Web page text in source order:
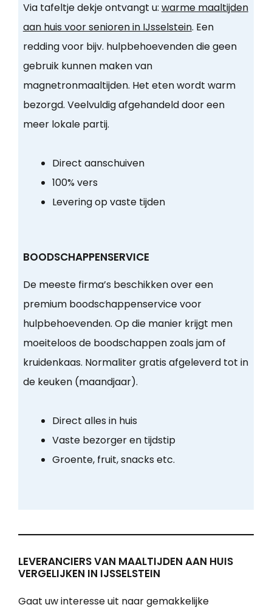
Via tafeltje dekje ontvangt u: warme maaltijden
aan huis voor senioren in IJsselstein. Een
redding voor bijv. hulpbehoevenden die geen
gebruik kunnen maken van
magnetronmaaltijden. Het eten wordt warm
bezorgd. Veelvuldig afgehandeld door een
meer lokale partij.
Direct aanschuiven
100% vers
Levering op vaste tijden
BOODSCHAPPENSERVICE
De meeste firma’s beschikken over een
premium boodschappenservice voor
hulpbehoevenden. Op die manier krijgt men
moeiteloos de boodschappen zoals jam of
kruidenkaas. Normaliter gratis afgeleverd tot in
de keuken (maandjaar).
Direct alles in huis
Vaste bezorger en tijdstip
Groente, fruit, snacks etc.
LEVERANCIERS VAN MAALTIJDEN AAN HUIS
VERGELIJKEN IN IJSSELSTEIN
Gaat uw interesse uit naar gemakkelijke